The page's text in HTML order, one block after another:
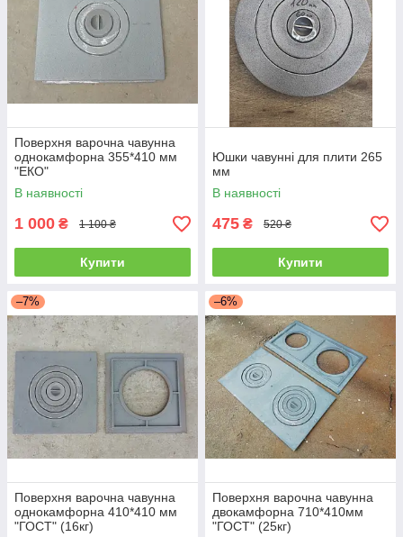
Поверхня варочна чавунна
однокамфорна 355*410 мм
"ЕКО"
В наявності
1 000 ₴ 1 100 ₴
Купити
Юшки чавунні для плити 265
мм
В наявності
475 ₴ 520 ₴
Купити
–7%
Поверхня варочна чавунна
однокамфорна 410*410 мм
"ГОСТ" (16кг)
–6%
Поверхня варочна чавунна
двокамфорна 710*410мм
"ГОСТ" (25кг)